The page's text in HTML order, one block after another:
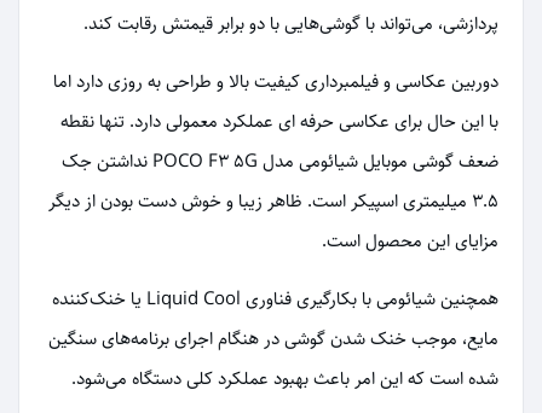
پردازشی، می‌تواند با گوشی‌هایی با دو برابر قیمتش رقابت کند.
دوربین عکاسی و فیلمبرداری کیفیت بالا و طراحی به روزی دارد اما
با این حال برای عکاسی حرفه ای عملکرد معمولی دارد. تنها نقطه
ضعف گوشی موبایل شیائومی مدل POCO F3 5G نداشتن جک
۳.۵ میلیمتری اسپیکر است. ظاهر زیبا و خوش دست بودن از دیگر
مزایای این محصول است.
همچنین شیائومی با بکارگیری فناوری Liquid Cool یا خنک‌کننده
مایع، موجب خنک شدن گوشی در هنگام اجرای برنامه‌های سنگین
شده است که این امر باعث بهبود عملکرد کلی دستگاه می‌شود.